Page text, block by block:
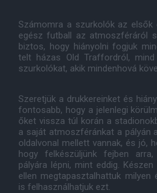
Számomra a szurkolók az elsők
egész futball az atmoszféráról
biztos, hogy hiányolni fogjuk
telt házas Old Traffordról, mind
szurkolókat, akik mindenhová
Szeretjük a drukkereinket és
fontosabb, hogy a jelenlegi
őket vissza túl korán a
a saját atmoszféránkat a pályán
oldalvonal mellett vannak, és jó,
hogy felkészüljünk fejben
pályára lépni, mint eddig.
ellen megtapasztalhattuk milyen
is felhasználhatjuk ezt.